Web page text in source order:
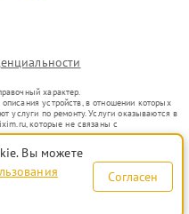
характер.
устройств, в отношении которых
услуги по ремонту. Услуги оказываются в
которые не связаны с
представителями.
в гражданский оборот в соответствии
индивидуализации услуг или введения
о предоставляемых услугах по
офертой, определяемой
Вы можете
Согласен